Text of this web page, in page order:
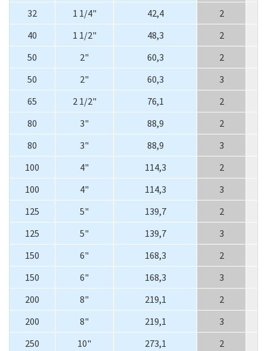
32 1 1/4" 42,4 2
40
1 1/2" 48,3 2
50
2" 60,3 2
50
2" 60,3 3
65
2 1/2" 76,1 2
80
3" 88,9 2
80
3" 88,9 3
100
4" 114,3 2
100
4" 114,3 3
125
5" 139,7 2
125
5" 139,7 3
150
6" 168,3 2
150
6" 168,3 3
200
8" 219,1 2
200
8" 219,1 3
250
10" 273,1 2